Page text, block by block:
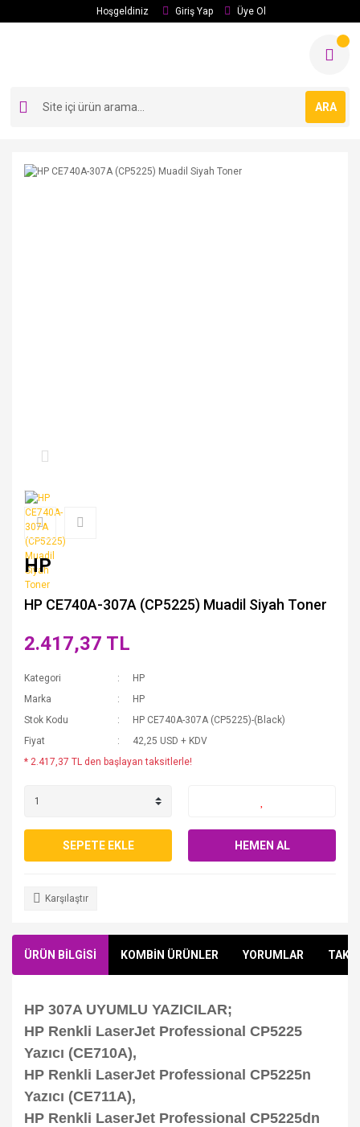
Hoşgeldiniz Giriş Yap Üye Ol
ARA
HP
HP CE740A-307A (CP5225) Muadil Siyah Toner
2.417,37 TL
Kategori
HP
Marka
HP
Stok Kodu
HP CE740A-307A (CP5225)-(Black)
Fiyat
42,25 USD + KDV
* 2.417,37 TL den başlayan taksitlerle!
SEPETE EKLE HEMEN AL
Karşılaştır
ÜRÜN BİLGİSİ KOMBİN ÜRÜNLER YORUMLAR
HP 307A UYUMLU YAZICILAR;
HP Renkli LaserJet Professional CP5225
Yazıcı (CE710A),
HP Renkli LaserJet Professional CP5225n
Yazıcı (CE711A),
HP Renkli LaserJet Professional CP5225dn